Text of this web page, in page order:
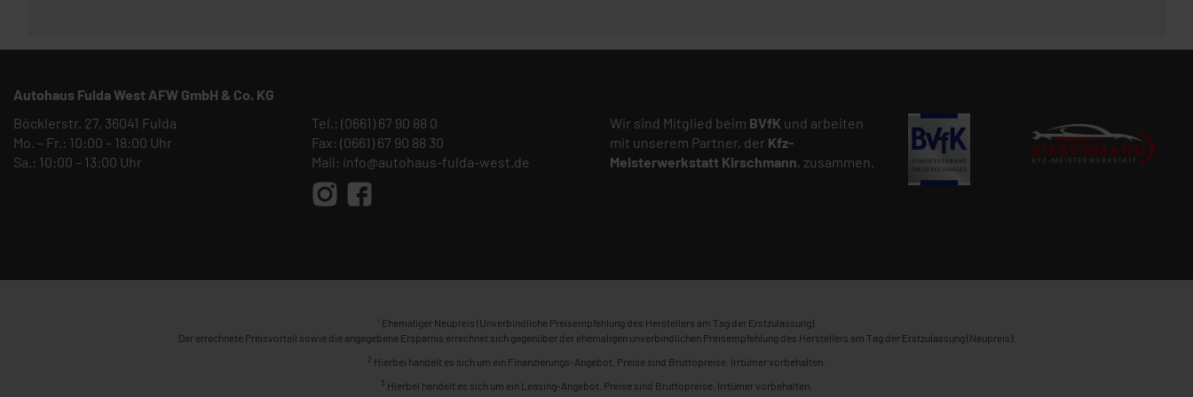
Autohaus Fulda West AFW GmbH & Co. KG
Böcklerstr. 27, 36041 Fulda
Mo. – Fr.: 10:00 – 18:00 Uhr
Sa.: 10:00 – 13:00 Uhr
Tel.: (0661) 67 90 88 0
Fax: (0661) 67 90 88 30
Mail: info@autohaus-fulda-west.de
Wir sind Mitglied beim BVfK und arbeiten
mit unserem Partner, der Kfz-
Meisterwerkstatt Kirschmann, zusammen.
1 Ehemaliger Neupreis (Unverbindliche Preisempfehlung des Herstellers am Tag der Erstzulassung).
Der errechnete Preisvorteil sowie die angegebene Ersparnis errechnet sich gegenüber der ehemaligen unverbindlichen Preisempfehlung des Herstellers am Tag der Erstzulassung (Neupreis).
2 Hierbei handelt es sich um ein Finanzierungs-Angebot. Preise sind Bruttopreise. Irrtümer vorbehalten.
3 Hierbei handelt es sich um ein Leasing-Angebot. Preise sind Bruttopreise. Irrtümer vorbehalten.